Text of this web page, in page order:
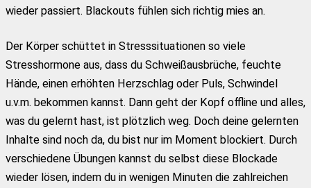
wieder passiert. Blackouts fühlen sich richtig mies an.
Der Körper schüttet in Stresssituationen so viele
Stresshormone aus, dass du Schweißausbrüche, feuchte
Hände, einen erhöhten Herzschlag oder Puls, Schwindel
u.v.m. bekommen kannst. Dann geht der Kopf offline und alles,
was du gelernt hast, ist plötzlich weg. Doch deine gelernten
Inhalte sind noch da, du bist nur im Moment blockiert. Durch
verschiedene Übungen kannst du selbst diese Blockade
wieder lösen, indem du in wenigen Minuten die zahlreichen